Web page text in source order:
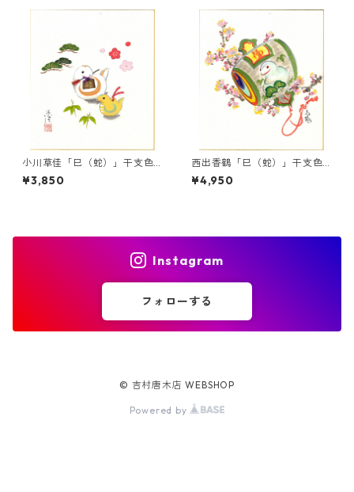
小川草佳「巳（蛇）」干支色
紙絵
¥3,850
西出香鶴「巳（蛇）」干支色
紙絵
¥4,950
Instagram
フォローする
© 吉村唐木店 WEBSHOP
Powered by